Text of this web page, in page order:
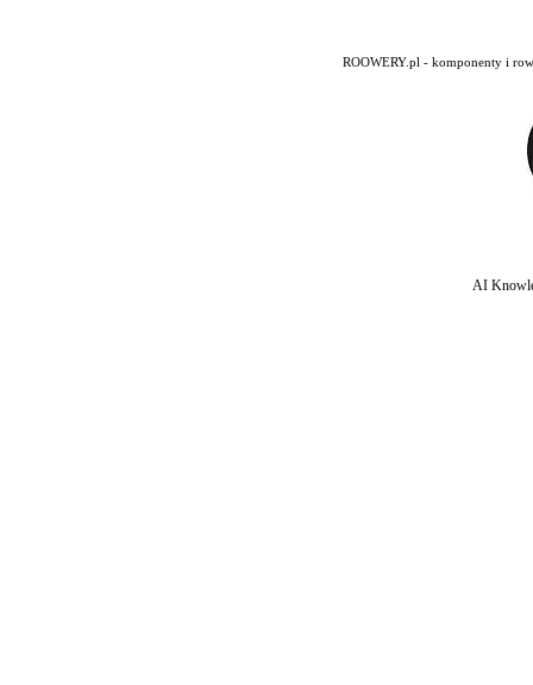
ROOWERY.pl - komponenty i
AI